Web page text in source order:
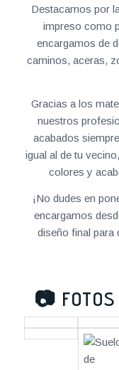
Destacamos por
impreso como
encargamos de
caminos, aceras,
Gracias a los
nuestros
acabados
igual al de tu
colores y
¡No dudes en
encargamos
diseño final para
📷